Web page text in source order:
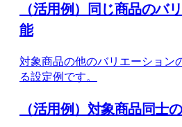
（活用例）同じ商品のバ
能
対象商品の他のバリエーション
る設定例です。
（活用例）対象商品同士